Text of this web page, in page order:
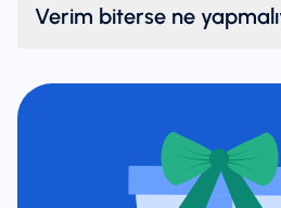
Verim biterse ne